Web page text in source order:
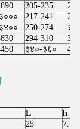
205-235
217-241
250-274
294-310
३४०-३६०
L
h
25
7.50